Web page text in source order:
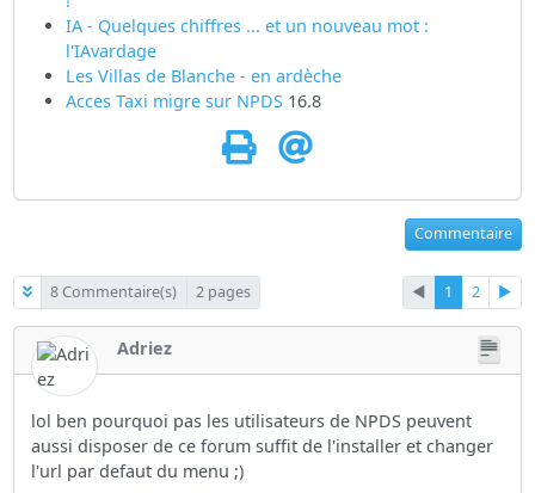
IA - Quelques chiffres ... et un nouveau mot :
l'IAvardage
Les Villas de Blanche - en ardèche
Acces Taxi migre sur NPDS16.8
Commentaire
8 Commentaire(s) 2 pages ◄ 1 2 ►
Adriez
lol ben pourquoi pas les utilisateurs de NPDS peuvent
aussi disposer de ce forum suffit de l'installer et changer
l'url par defaut du menu ;)